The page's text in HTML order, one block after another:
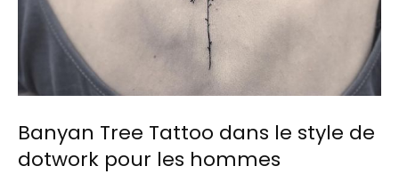
Banyan Tree Tattoo dans le style de
dotwork pour les hommes